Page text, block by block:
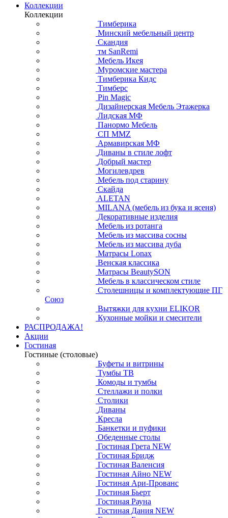
Коллекции
Коллекции
Тимберика
Минский мебельный центр
Скандия
тм SanRemi
Мебель Икея
Муромские мастера
Тимберика Кидс
Тимберс
Pin Magic
Дизайнерская Мебель Этажерка
Лидская МФ
Панормо Мебель
СП ММZ
Армавирская МФ
Диваны в стиле лофт
Добрый мастер
Могилевдрев
Мебель под старину
Скайда
ALETAN
MILANA (мебель из бука и ясеня)
Декоративные изделия
Мебель из ротанга
Мебель из массива сосны
Мебель из массива дуба
Матрасы Lonax
Венская классика
Матрасы BeautySON
Мебель в классическом стиле
Столешницы и комплектующие ПГ
Союз
Вытяжки для кухни ELIKOR
Кухонные мойки и смесители
РАСПРОДАЖА!
Акции
Гостиная
Гостиные (столовые)
Буфеты и витрины
Тумбы ТВ
Комоды и тумбы
Стеллажи и полки
Столики
Диваны
Кресла
Банкетки и пуфики
Обеденные столы
Гостиная Грета NEW
Гостиная Бридж
Гостиная Валенсия
Гостиная Айно NEW
Гостиная Ари-Прованс
Гостиная Бьерт
Гостиная Рауна
Гостиная Дания NEW